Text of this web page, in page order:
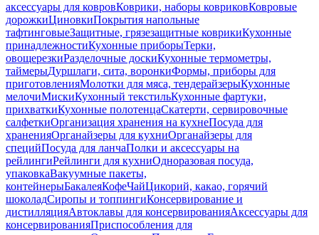
аксессуары для ковровКоврики, наборы ковриковКовровые
дорожкиЦиновкиПокрытия напольные
тафтинговыеЗащитные, грязезащитные коврикиКухонные
принадлежностиКухонные приборыТерки,
овощерезкиРазделочные доскиКухонные термометры,
таймерыДуршлаги, сита, воронкиФормы, приборы для
приготовленияМолотки для мяса, тендерайзерыКухонные
мелочиМискиКухонный текстильКухонные фартуки,
прихваткиКухонные полотенцаСкатерти, сервировочные
салфеткиОрганизация хранения на кухнеПосуда для
храненияОрганайзеры для кухниОрганайзеры для
специйПосуда для ланчаПолки и аксессуары на
рейлингиРейлинги для кухниОдноразовая посуда,
упаковкаВакуумные пакеты,
контейнерыБакалеяКофеЧайЦикорий, какао, горячий
шоколадСиропы и топпингиКонсервирование и
дистилляцияАвтоклавы для консервированияАксессуары для
консервированияПриспособления для